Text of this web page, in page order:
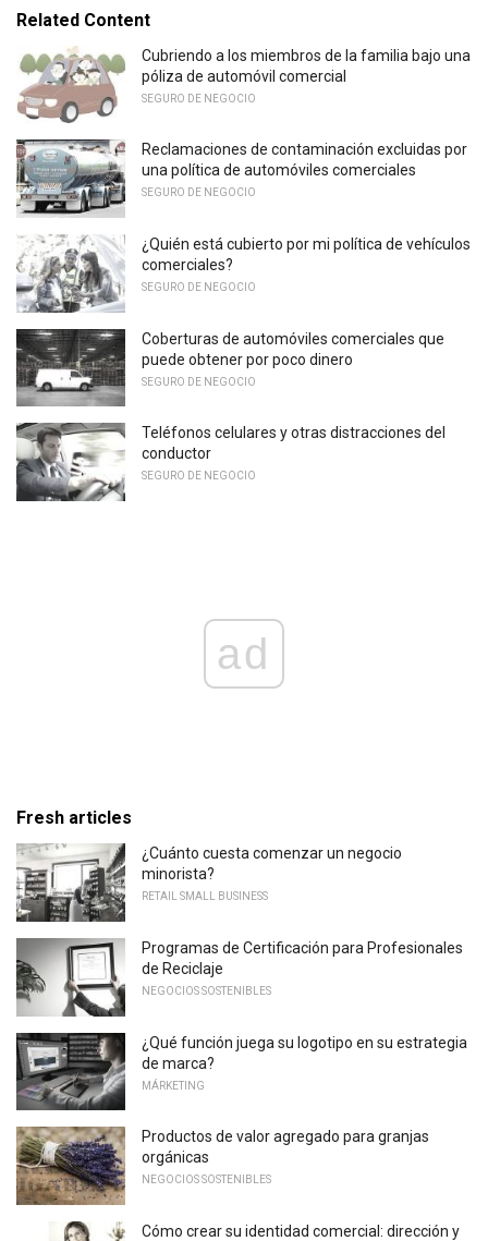
Related Content
Cubriendo a los miembros de la familia bajo una
póliza de automóvil comercial
SEGURO DE NEGOCIO
Reclamaciones de contaminación excluidas por
una política de automóviles comerciales
SEGURO DE NEGOCIO
¿Quién está cubierto por mi política de vehículos
comerciales?
SEGURO DE NEGOCIO
Coberturas de automóviles comerciales que
puede obtener por poco dinero
SEGURO DE NEGOCIO
Teléfonos celulares y otras distracciones del
conductor
SEGURO DE NEGOCIO
ad
Fresh articles
¿Cuánto cuesta comenzar un negocio
minorista?
RETAIL SMALL BUSINESS
Programas de Certificación para Profesionales
de Reciclaje
NEGOCIOS SOSTENIBLES
¿Qué función juega su logotipo en su estrategia
de marca?
MÁRKETING
Productos de valor agregado para granjas
orgánicas
NEGOCIOS SOSTENIBLES
Cómo crear su identidad comercial: dirección y